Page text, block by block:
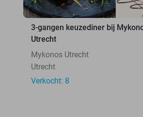
3-gangen keuzediner bij
Utrecht
Mykonos Utrecht
Utrecht
Verkocht: 8